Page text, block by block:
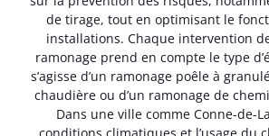
de tirage, tout en optimisant le
installations. Chaque intervention
ramonage prend en compte le type
s’agisse d’un ramonage poêle à
chaudière ou d’un ramonage de
Dans une ville comme Conne-de-
conditions climatiques et l’usage du